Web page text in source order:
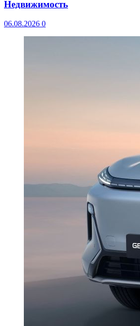
Недвижимость
06.08.2026 0